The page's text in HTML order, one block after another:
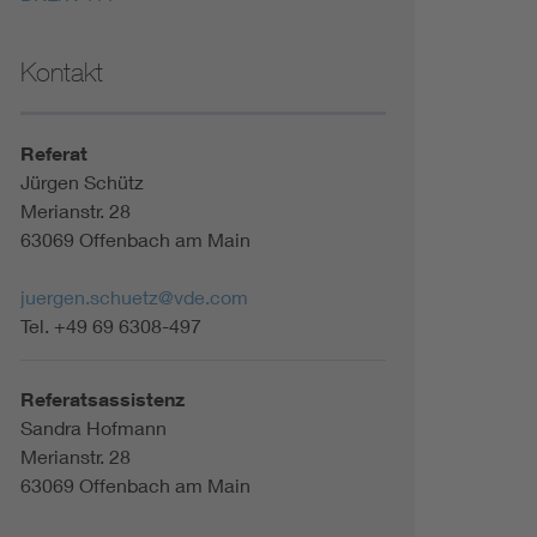
Kontakt
Referat
Jürgen Schütz
Merianstr. 28
63069 Offenbach am Main
juergen.schuetz@vde.com
Tel. +49 69 6308-497
Referatsassistenz
Sandra Hofmann
Merianstr. 28
63069 Offenbach am Main